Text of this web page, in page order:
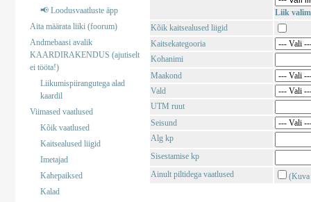
📢 Loodusvaatluste äpp
Aita määrata liiki (foorum)
Andmebaasi avalik
KAARDIRAKENDUS (ajutiselt
ei tööta!)
Liikumispiirangutega alad
kaardil
Viimased vaatlused
Kõik vaatlused
Kaitsealused liigid
Imetajad
Kahepaiksed
Kalad
Liik
Kõik kaitsealused liigid
Kaitsekategooria
Kohanimi
Maakond
Vald
UTM ruut
Seisund
Alg kp
Sisestamise kp
Ainult piltidega vaatlused
(Kuva